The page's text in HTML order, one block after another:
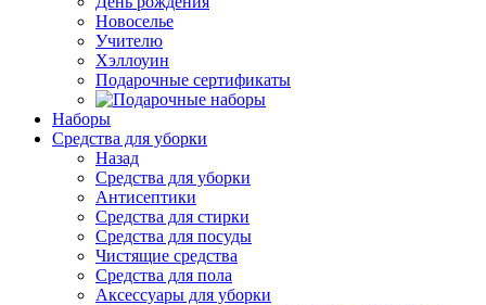
Новоселье
Учителю
Хэллоуин
Подарочные сертификаты
Наборы
Средства для уборки
Назад
Средства для уборки
Антисептики
Средства для стирки
Средства для посуды
Чистящие средства
Средства для пола
Аксессуары для уборки